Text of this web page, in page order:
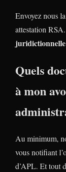
Envoyez nous
attestation RSA.
Quels
à mon
Au minimum,
vous notifiant
d’APL. Et tout